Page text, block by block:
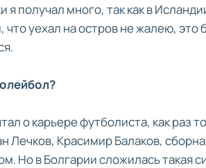
я получал много, так как в
уехал на остров не жалею,
о карьере футболиста, как
Лечков, Красимир Балаков,
Но в Болгарии сложилась такая